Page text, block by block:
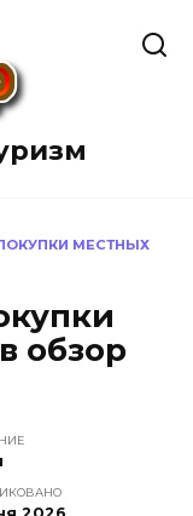
МЕСТНЫХ
обзор